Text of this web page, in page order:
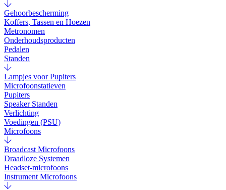
Gehoorbescherming
Koffers, Tassen en Hoezen
Metronomen
Onderhoudsproducten
Pedalen
Standen
Lampjes voor Pupiters
Microfoonstatieven
Pupiters
Speaker Standen
Verlichting
Voedingen (PSU)
Microfoons
Broadcast Microfoons
Draadloze Systemen
Headset-microfoons
Instrument Microfoons